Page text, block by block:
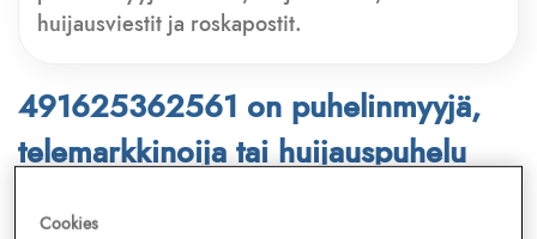
huijausviestit ja roskapostit.
491625362561 on puhelinmyyjä,
telemarkkinoija tai huijauspuhelu
Puhelinnumero
Cookies